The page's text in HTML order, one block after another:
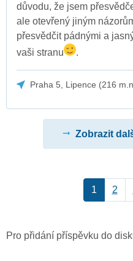
důvodu, že jsem
ale otevřený jiným
přesvědčit pádnými a
vaši stranu
.
Praha 5, Lipence (216
Zobrazit
1 2
Pro přidání příspěvku do